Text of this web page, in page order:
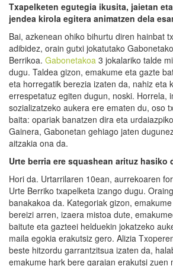
Txapelketen egutegia ikusita, jaietan
jendea kirola egitera animatzen dela
Bai, azkenean ohiko bihurtu diren hainbat
adibidez, orain gutxi jokatutako
Berrikoa. Gabonetakoa 3 jokalariko talde
dugu. Taldea gizon, emakume eta gazte
eta horregatik berezia izaten da, nahiz eta
errespetatuz egiten dugun, noski. Horrela,
sozializatzeko aukera ere ematen du, oso
baita: opariak banatzen dira eta
Gainera, Gabonetan gehiago jaten
aitzakia ona da.
Urte berria ere squashean arituz hasiko
Hori da. Urtarrilaren 10ean, aurrekoaren
Urte Berriko txapelketa izango dugu.
banakakoa da. Kategoriak gizon,
bereizi arren, izaera mistoa dute,
baitute eta gazteei helduekin jokatzeko
maila egokia erakutsiz gero. Alizia
beste hitzordu garrantzitsua izaten da,
emakume hark bere garaian erakutsi zuen